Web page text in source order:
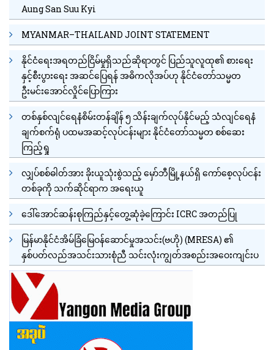
Aung San Suu Kyi
MYANMAR–THAILAND JOINT STATEMENT
နိုင်ငံရေးအရတည်ငြိမ်မှုရှိသည်ဆိုရာတွင် ပြည်သူလူထု၏ စားရေး
နှင့်စီးပွားရေး အဆင်ပြေရန် အဓိကလိုအပ်ဟု နိုင်ငံတော်သမ္မတ
ဦးမင်းအောင်လှိုင်ပြောကြား
တစ်နှစ်လျင်ရေနံစိမ်းတန်ချိန် ၅ သိန်းချက်လုပ်နိုင်မည့် သံလျင်ရေနံ
ချက်စက်ရုံ ပထမအဆင့်လုပ်ငန်းများ နိုင်ငံတော်သမ္မတ စစ်ဆေး
ကြည့်ရှု
လျှပ်စစ်ဓါတ်အား ခိုးယူသုံးစွဲသည့် မှော်ဘီမြို့နယ်ရှိ ကော်စေ့လုပ်ငန်း
တစ်ခုကို သက်ဆိုင်ရာက အရေးယူ
ဒေါ်အောင်ဆန်းစုကြည်နှင့်တွေ့ဆုံခဲ့ကြောင်း ICRC အတည်ပြု
မြန်မာနိုင်ငံအိမ်ခြံမြေဝန်ဆောင်မှုအသင်း(ဗဟို) (MRESA) ၏
နှစ်ပတ်လည်အသင်းသားစုံညီ သင်းလုံးကျွတ်အစည်းအဝေးကျင်းပ